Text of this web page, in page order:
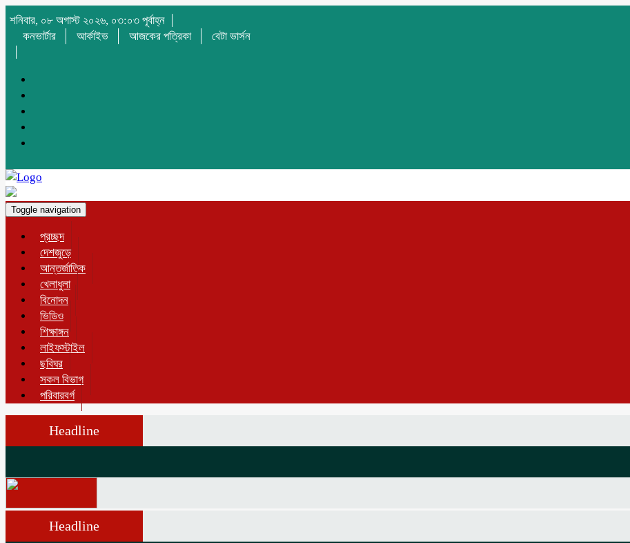
শনিবার, ০৮ অগাস্ট ২০২৬, ০৩:০৩ পূর্বাহ্ন
কনভার্টার
আর্কাইভ আজকের পত্রিকা বেটা ভার্সন
Toggle navigation
প্রচ্ছদ
দেশজুড়ে
আন্তর্জাতিক
খেলাধুলা
বিনোদন
ভিডিও
শিক্ষাঙ্গন
লাইফস্টাইল
ছবিঘর
সকল বিভাগ
পরিবারবর্গ
Headline
Headline